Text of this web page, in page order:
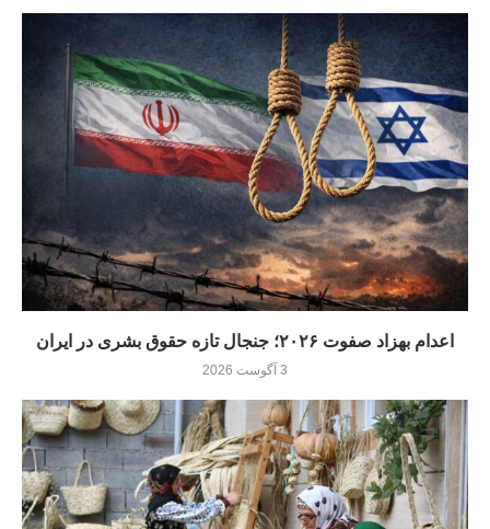
اعدام بهزاد صفوت ۲۰۲۶؛ جنجال تازه حقوق بشری در ایران
3 آگوست 2026